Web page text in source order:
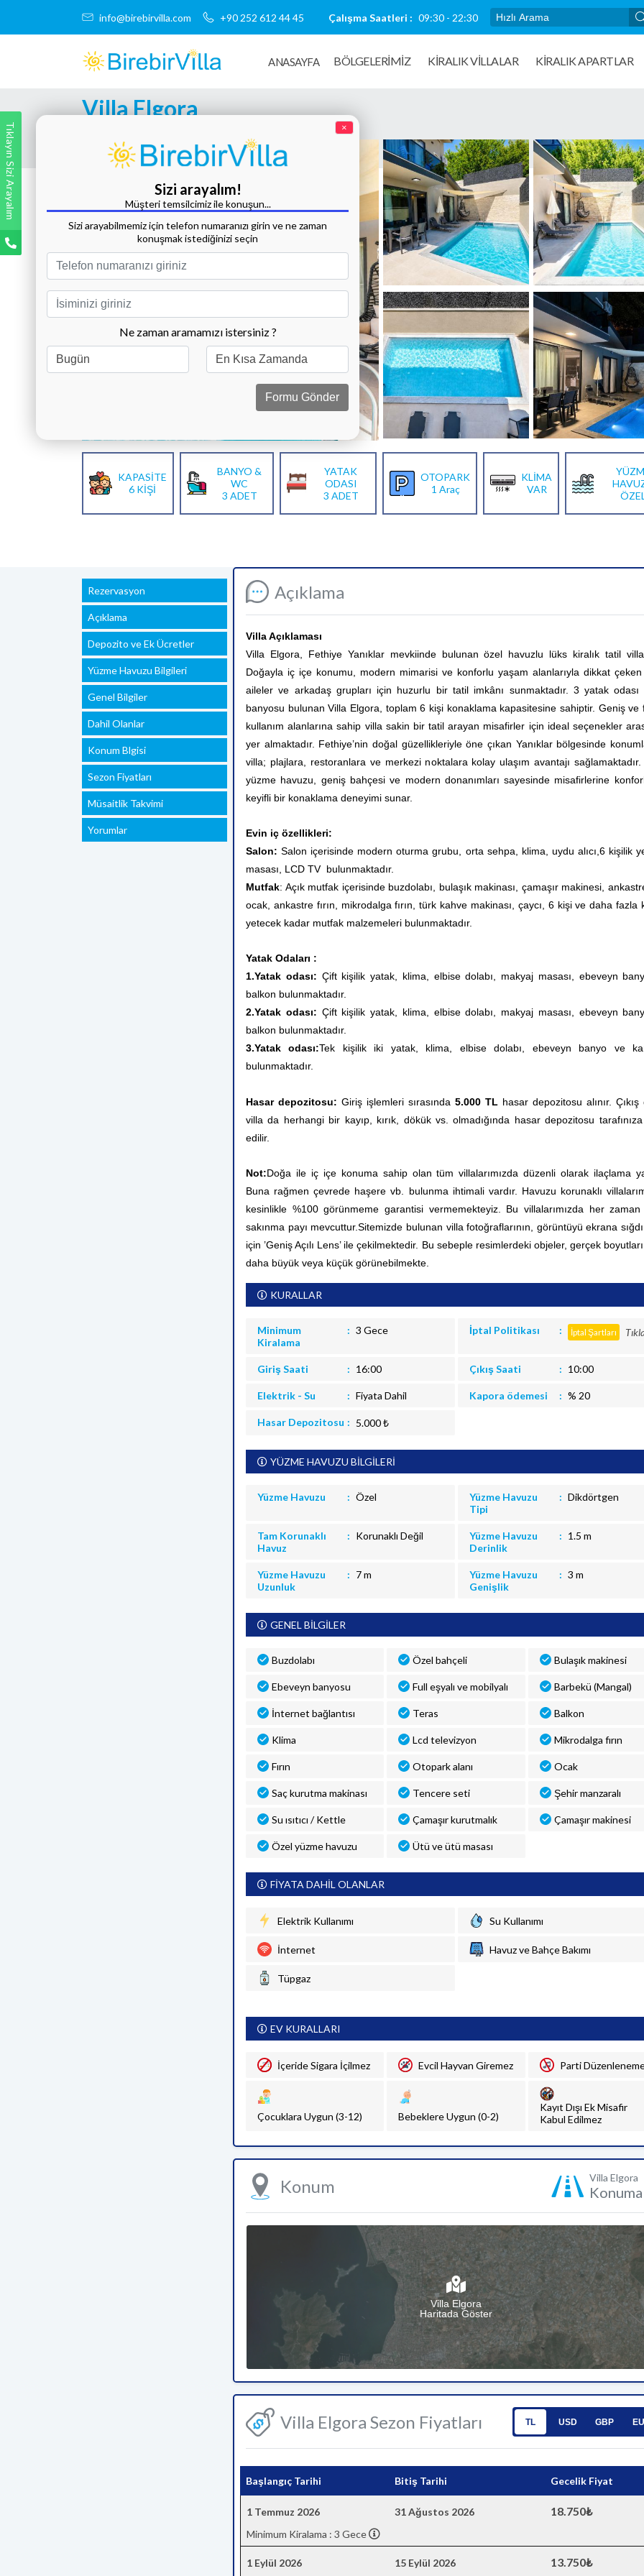
info@birebirvilla.com +90 252 612 44 45 Çalışma Saatleri : 09:30 - 22:30
ANASAYFA BÖLGELERİMİZ KIRALIK VILLALAR KİRALIK APARTLAR
Villa Elgora
Tüm Fotoğrafları Göster
KAPASİTE
6 KİŞİ
BANYO &
WC
3 ADET
YATAK
ODASI
3 ADET
OTOPARK
1 Araç
KLİMA
VAR
Rezervasyon
Açıklama
Depozito ve Ek Ücretler
Yüzme Havuzu Bilgileri
Genel Bilgiler
Dahil Olanlar
Konum Blgisi
Sezon Fiyatları
Müsaitlik Takvimi
Yorumlar
Açıklama
Villa Açıklaması
Villa Elgora, Fethiye Yanıklar mevkiinde bulunan özel havuzlu lüks kiralık tatil
Doğayla iç içe konumu, modern mimarisi ve konforlu yaşam alanlarıyla dikkat
aileler ve arkadaş grupları için huzurlu bir tatil imkânı sunmaktadır. 3 yatak
banyosu bulunan Villa Elgora, toplam 6 kişi konaklama kapasitesine sahiptir. Geniş ve
kullanım alanlarına sahip villa sakin bir tatil arayan misafirler için ideal seçenekler
yer almaktadır. Fethiye’nin doğal güzellikleriyle öne çıkan Yanıklar bölgesinde
villa; plajlara, restoranlara ve merkezi noktalara kolay ulaşım avantajı
yüzme havuzu, geniş bahçesi ve modern donanımları sayesinde misafirlerine
keyifli bir konaklama deneyimi sunar.
Evin iç özellikleri:
Salon: Salon içerisinde modern oturma grubu, orta sehpa, klima, uydu alıcı,6 kişilik
masası, LCD TV bulunmaktadır.
Mutfak: Açık mutfak içerisinde buzdolabı, bulaşık makinası, çamaşır makinesi,
ocak, ankastre fırın, mikrodalga fırın, türk kahve makinası, çaycı, 6 kişi ve daha fazla
yetecek kadar mutfak malzemeleri bulunmaktadır.
Yatak Odaları :
1.Yatak odası: Çift kişilik yatak, klima, elbise dolabı, makyaj masası, ebeveyn
balkon bulunmaktadır.
2.Yatak odası: Çift kişilik yatak, klima, elbise dolabı, makyaj masası, ebeveyn
balkon bulunmaktadır.
3.Yatak odası:Tek kişilik iki yatak, klima, elbise dolabı, ebeveyn banyo ve
bulunmaktadır.
Hasar depozitosu: Giriş işlemleri sırasında 5.000 TL hasar depozitosu alınır. Çıkış
villa da herhangi bir kayıp, kırık, dökük vs. olmadığında hasar depozitosu
edilir.
Not:Doğa ile iç içe konuma sahip olan tüm villalarımızda düzenli olarak ilaçlama
Buna rağmen çevrede haşere vb. bulunma ihtimali vardır. Havuzu korunaklı
kesinlikle %100 görünmeme garantisi vermemekteyiz. Bu villalarımızda her
sakınma payı mevcuttur.Sitemizde bulunan villa fotoğraflarının, görüntüyü ekrana
için ’Geniş Açılı Lens’ ile çekilmektedir. Bu sebeple resimlerdeki objeler, gerçek
daha büyük veya küçük görünebilmekte.
KURALLAR
Minimum
Kiralama
3 Gece İptal Politikası İptal Şartları
Giriş Saati 16:00 Çıkış Saati 10:00
Elektrik - Su Fiyata Dahil Kapora ödemesi % 20
Hasar Depozitosu 5.000 ₺
YÜZME HAVUZU BİLGİLERİ
Yüzme Havuzu Özel
Yüzme Havuzu
Tipi
Dikdörtgen
Tam Korunaklı
Havuz
Korunaklı Değil
Yüzme Havuzu
Derinlik
1.5 m
Yüzme Havuzu
Uzunluk
7 m
Yüzme Havuzu
Genişlik
3 m
GENEL BİLGİLER
Buzdolabı Özel bahçeli Bulaşık makinesi
Ebeveyn banyosu Full eşyalı ve mobilyalı Barbekü (Mangal)
İnternet bağlantısı Teras Balkon
Klima Lcd televizyon Mikrodalga fırın
Fırın Otopark alanı Ocak
Saç kurutma makinası Tencere seti Şehir manzaralı
Su ısıtıcı / Kettle Çamaşır kurutmalık Çamaşır makinesi
Özel yüzme havuzu Ütü ve ütü masası
FİYATA DAHİL OLANLAR
Elektrik Kullanımı Su Kullanımı
İnternet Havuz ve Bahçe Bakımı
Tüpgaz
EV KURALLARI
İçeride Sigara İçilmez Evcil Hayvan Giremez Parti
Çocuklara Uygun (3-12) Bebeklere Uygun (0-2)
Kayıt Dışı Ek Misafir
Kabul Edilmez
Konum Villa Elgora
Villa Elgora
Haritada Göster
Villa Elgora Sezon Fiyatları TL USD GBP
Başlangıç Tarihi Bitiş Tarihi Gecelik Fiyat
1 Temmuz 2026 31 Ağustos 2026 18.750₺
Minimum Kiralama : 3 Gece
1 Eylül 2026 15 Eylül 2026 13.750₺
Tıklayın Sizi Arayalım ×
Sizi arayalım!
Müşteri temsilcimiz ile konuşun...
Sizi arayabilmemiz için telefon numaranızı girin ve ne zaman
konuşmak istediğinizi seçin
Ne zaman aramamızı istersiniz ?
Formu Gönder